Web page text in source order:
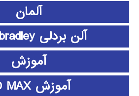
آلمان
آلن بردلی Allen bradley
آموزش
آموزش 3D MAX